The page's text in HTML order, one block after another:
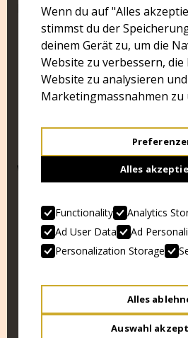
Horrors :-)
WEITERE BEITRÄGE
Wenn du auf "Alles
stimmst du der
deinem Gerät zu, um die
Website zu verbessern,
Website zu analysieren
Marketingmassnahmen
Alles
Functionality Analytics
Ad User Data
Ad
Personalization Storage
Alles
Auswahl